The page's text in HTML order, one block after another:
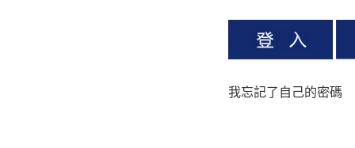
我忘記了自己的密碼